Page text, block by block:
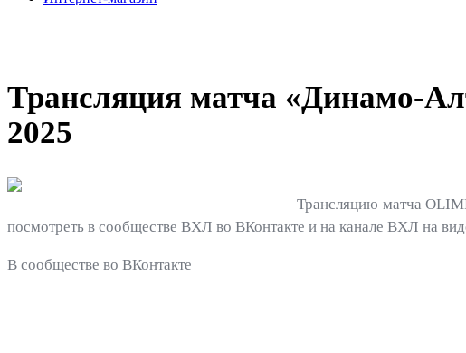
Трансляция матча «Динамо-
2025
Трансляцию матча
посмотреть в сообществе ВХЛ во ВКонтакте и на канале ВХЛ на
В сообществе во ВКонтакте